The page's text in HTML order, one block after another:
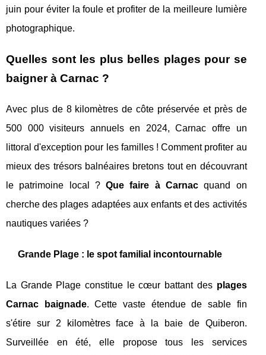
juin pour éviter la foule et profiter de la meilleure lumière
photographique.
Quelles sont les plus belles plages pour se
baigner à Carnac ?
Avec plus de 8 kilomètres de côte préservée et près de
500 000 visiteurs annuels en 2024, Carnac offre un
littoral d'exception pour les familles ! Comment profiter au
mieux des trésors balnéaires bretons tout en découvrant
le patrimoine local ?Que faire à Carnac quand on
cherche des plages adaptées aux enfants et des activités
nautiques variées ?
Grande Plage : le spot familial incontournable
La Grande Plage constitue le cœur battant des plages
Carnac baignade. Cette vaste étendue de sable fin
s'étire sur 2 kilomètres face à la baie de Quiberon.
Surveillée en été, elle propose tous les services